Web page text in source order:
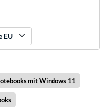
EU
mit Windows 11